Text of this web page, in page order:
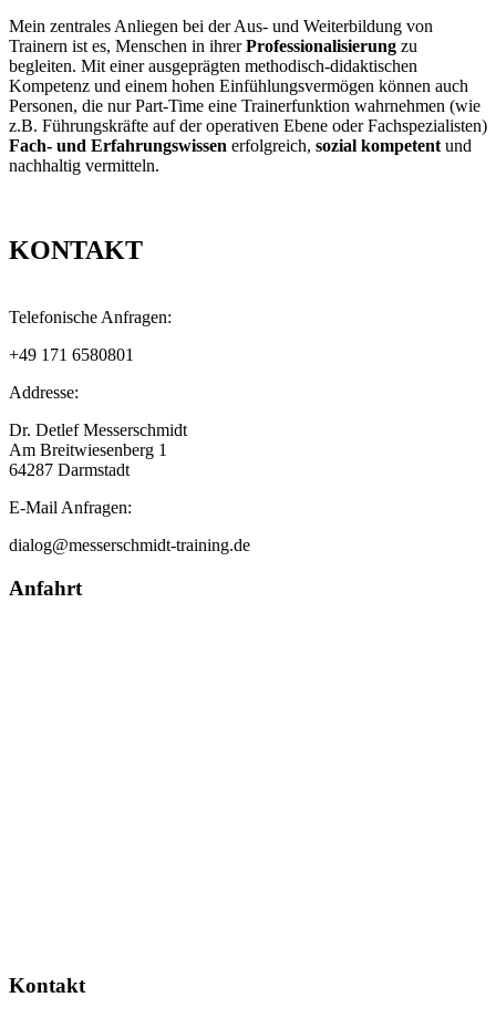
Mein zentrales Anliegen bei der Aus- und Weiterbildung von
Trainern ist es, Menschen in ihrerProfessionalisierung zu
begleiten. Mit einer ausgeprägten methodisch-didaktischen
Kompetenz und einem hohen Einfühlungsvermögen können auch
Personen, die nur Part-Time eine Trainerfunktion wahrnehmen (wie
z.B. Führungskräfte auf der operativen Ebene oder Fachspezialisten)
Fach- und Erfahrungswissen erfolgreich, sozial kompetent und
nachhaltig vermitteln.
KONTAKT
Telefonische Anfragen:
+49 171 6580801
Addresse:
Dr. Detlef Messerschmidt
Am Breitwiesenberg 1
64287 Darmstadt
E-Mail Anfragen:
dialog@messerschmidt-training.de
Anfahrt
Kontakt